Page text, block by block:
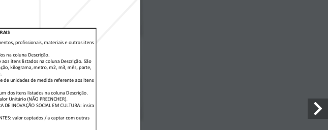
profissionais, materiais eoutrositens
na coluna Descrição.
aos itenslistados na coluna Descrição. São
kilograma,metro, m2, m3, mês,parte,
de unidadesde medida referente aositens
um dos itenslistados na colunaDescrição.
Unitário (NÃO PREENCHER).
DE INOVAÇÃO SOCIAL EM CULTURA: insira
valor captados / a captarcom outras